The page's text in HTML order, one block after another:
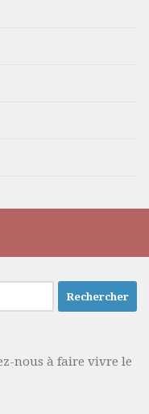
nous à faire vivre le